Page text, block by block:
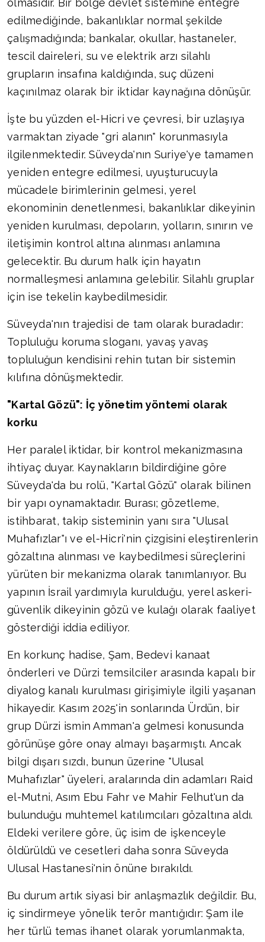
olmasıdır. Bir bölge devlet sistemine entegre
edilmediğinde, bakanlıklar normal şekilde
çalışmadığında; bankalar, okullar, hastaneler,
tescil daireleri, su ve elektrik arzı silahlı
grupların insafına kaldığında, suç düzeni
kaçınılmaz olarak bir iktidar kaynağına dönüşür.
İşte bu yüzden el-Hicri ve çevresi, bir uzlaşıya
varmaktan ziyade "gri alanın" korunmasıyla
ilgilenmektedir. Süveyda'nın Suriye'ye tamamen
yeniden entegre edilmesi, uyuşturucuyla
mücadele birimlerinin gelmesi, yerel
ekonominin denetlenmesi, bakanlıklar dikeyinin
yeniden kurulması, depoların, yolların, sınırın ve
iletişimin kontrol altına alınması anlamına
gelecektir. Bu durum halk için hayatın
normalleşmesi anlamına gelebilir. Silahlı gruplar
için ise tekelin kaybedilmesidir.
Süveyda'nın trajedisi de tam olarak buradadır:
Topluluğu koruma sloganı, yavaş yavaş
topluluğun kendisini rehin tutan bir sistemin
kılıfına dönüşmektedir.
"Kartal Gözü": İç yönetim yöntemi olarak
korku
Her paralel iktidar, bir kontrol mekanizmasına
ihtiyaç duyar. Kaynakların bildirdiğine göre
Süveyda'da bu rolü, "Kartal Gözü" olarak bilinen
bir yapı oynamaktadır. Burası; gözetleme,
istihbarat, takip sisteminin yanı sıra "Ulusal
Muhafızlar"ı ve el-Hicri'nin çizgisini eleştirenlerin
gözaltına alınması ve kaybedilmesi süreçlerini
yürüten bir mekanizma olarak tanımlanıyor. Bu
yapının İsrail yardımıyla kurulduğu, yerel askeri-
güvenlik dikeyinin gözü ve kulağı olarak faaliyet
gösterdiği iddia ediliyor.
En korkunç hadise, Şam, Bedevi kanaat
önderleri ve Dürzi temsilciler arasında kapalı bir
diyalog kanalı kurulması girişimiyle ilgili yaşanan
hikayedir. Kasım 2025'in sonlarında Ürdün, bir
grup Dürzi ismin Amman'a gelmesi konusunda
görünüşe göre onay almayı başarmıştı. Ancak
bilgi dışarı sızdı, bunun üzerine "Ulusal
Muhafızlar" üyeleri, aralarında din adamları Raid
el-Mutni, Asım Ebu Fahr ve Mahir Felhut'un da
bulunduğu muhtemel katılımcıları gözaltına aldı.
Eldeki verilere göre, üç isim de işkenceyle
öldürüldü ve cesetleri daha sonra Süveyda
Ulusal Hastanesi'nin önüne bırakıldı.
Bu durum artık siyasi bir anlaşmazlık değildir. Bu,
iç sindirmeye yönelik terör mantığıdır: Şam ile
her türlü temas ihanet olarak yorumlanmakta,